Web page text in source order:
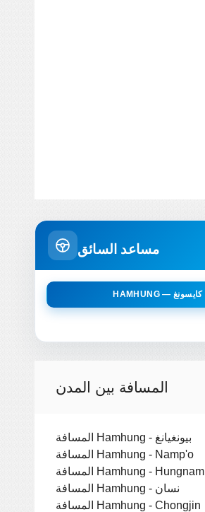
مساعد السائق
HAMHUNG — كايسونغ
المسافة بين المدن
المسافة Hamhung - بيونغيانغ
المسافة Hamhung - Namp'o
المسافة Hamhung - Hungnam
المسافة Hamhung - نسان
المسافة Hamhung - Chongjin